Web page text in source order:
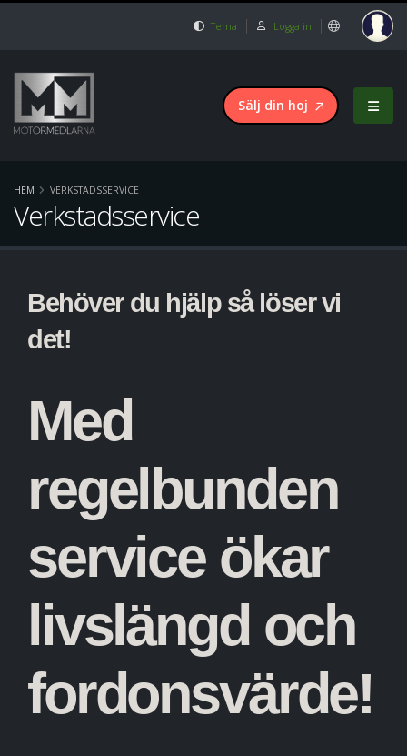
Tema Logga in
Sälj din hoj
HEM VERKSTADSSERVICE
Verkstadsservice
Behöver du hjälp så löser vi
det!
Med
regelbunden
service ökar
livslängd och
fordonsvärde!